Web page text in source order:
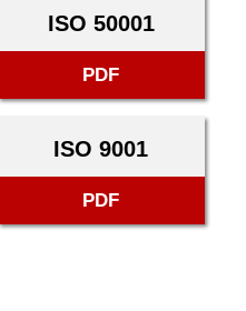
ISO 50001
PDF
ISO 9001
PDF